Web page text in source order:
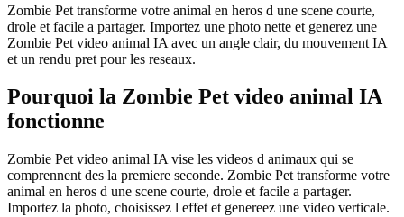
Zombie Pet transforme votre animal en heros d une scene courte,
drole et facile a partager. Importez une photo nette et generez une
Zombie Pet video animal IA avec un angle clair, du mouvement IA
et un rendu pret pour les reseaux.
Pourquoi la Zombie Pet video animal IA
fonctionne
Zombie Pet video animal IA vise les videos d animaux qui se
comprennent des la premiere seconde. Zombie Pet transforme votre
animal en heros d une scene courte, drole et facile a partager.
Importez la photo, choisissez l effet et genereez une video verticale.